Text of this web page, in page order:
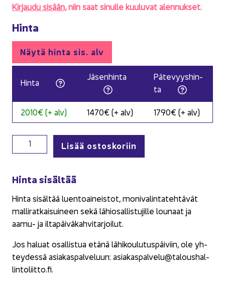
Kir­jau­du si­sään,niin saat si­nul­le kuu­lu­vat alen­nuk­set.
Hinta
Näytä hinta sis. alv
Hinta
Jä­sen­hin­ta
Pä­te­vyys­hin­
ta
2010€ (+ alv) 1470€ (+ alv) 1790€ (+ alv)
Kansainvälisen kaupan arvonlisäverotuksen
Lisää ostoskoriin
Hinta si­säl­tää
Hinta si­säl­tää luen­toai­neis­tot, mo­ni­va­lin­ta­teh­tä­vät
mal­li­rat­kai­sui­neen sekä lä­hio­sal­lis­tu­jil­le lou­naat ja
aamu- ja il­ta­päi­vä­kah­vi­tar­joi­lut.
Jos ha­luat osal­lis­tua etänä lä­hi­kou­lu­tus­päi­viin, ole yh­
tey­des­sä asia­kas­pal­ve­luun: asia­kas­pal­ve­lu@ta­lous­hal­
lin­to­liit­to.fi.